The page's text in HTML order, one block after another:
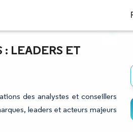
LEADERS ET
des analystes et conseillers
leaders et acteurs majeurs